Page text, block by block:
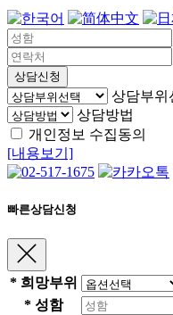
상담신청
상담부위
상담방법
개인정보 수집동의
[내용보기]
빠른상담신청
* 희망부위
* 성함